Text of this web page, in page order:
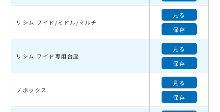
リシム ワイド/ミドル/マルチ
見る
保存
リシム ワイド専用台座
見る
保存
ノボックス
見る
保存